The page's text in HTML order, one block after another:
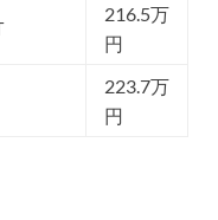
216.5万
円
223.7万
円